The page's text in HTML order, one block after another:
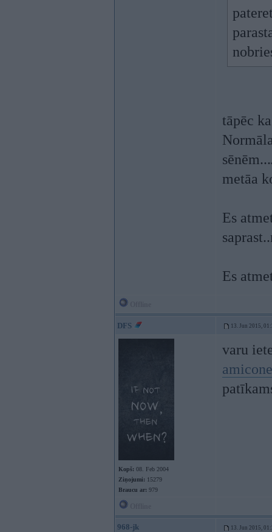
tāpēc
metāa
Es
Es
DFS 13. Jun 2015,
Kopš: 08. Feb 2004
Ziņojumi: 15279
Braucu ar: 979
varu
968-jk 13. Jun 2015,